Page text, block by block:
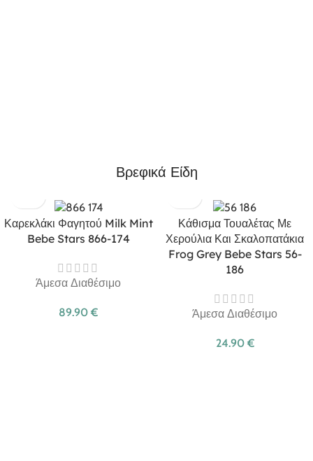
Βρεφικά Είδη
Καρεκλάκι Φαγητού Milk Mint
Bebe Stars 866-174
Άμεσα Διαθέσιμο
89.90 €
Κάθισμα Τουαλέτας Με
Χερούλια Και Σκαλοπατάκια
Frog Grey Bebe Stars 56-
186
Άμεσα Διαθέσιμο
24.90 €